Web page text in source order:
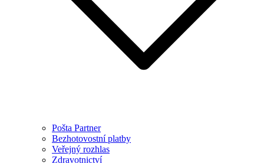
Pošta Partner
Bezhotovostní platby
Veřejný rozhlas
Zdravotnictví